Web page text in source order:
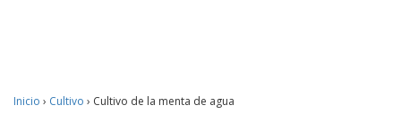
Inicio › Cultivo › Cultivo de la menta de agua